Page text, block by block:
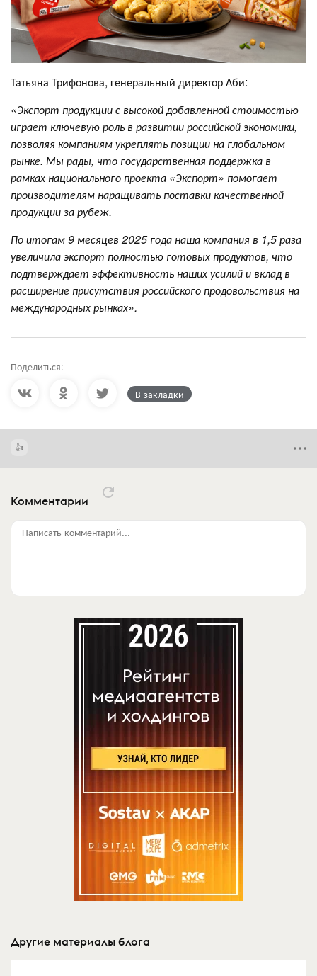
Татьяна Трифонова, генеральный директор Аби:
«Экспорт продукции с высокой добавленной стоимостью
играет ключевую роль в развитии российской экономики,
позволяя компаниям укреплять позиции на глобальном
рынке. Мы рады, что государственная поддержка в
рамках национального проекта «Экспорт» помогает
производителям наращивать поставки качественной
продукции за рубеж.
По итогам 9 месяцев 2025 года наша компания в 1,5 раза
увеличила экспорт полностью готовых продуктов, что
подтверждает эффективность наших усилий и вклад в
расширение присутствия российского продовольствия на
международных рынках».
Поделиться:
В закладки
Комментарии
Написать комментарий...
Другие материалы блога